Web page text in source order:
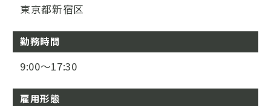
東京都新宿区
勤務時間
9:00～17:30
雇用形態